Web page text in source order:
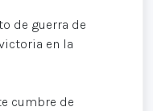
de guerra de
en la
cumbre de